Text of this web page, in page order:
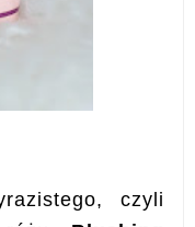
czyli